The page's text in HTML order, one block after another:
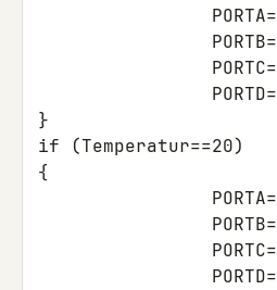
PORTA=
PORTB=
PORTC=
PORTD=
}
if
(Temperatur==20)
{
PORTA=
PORTB=
PORTC=
PORTD=